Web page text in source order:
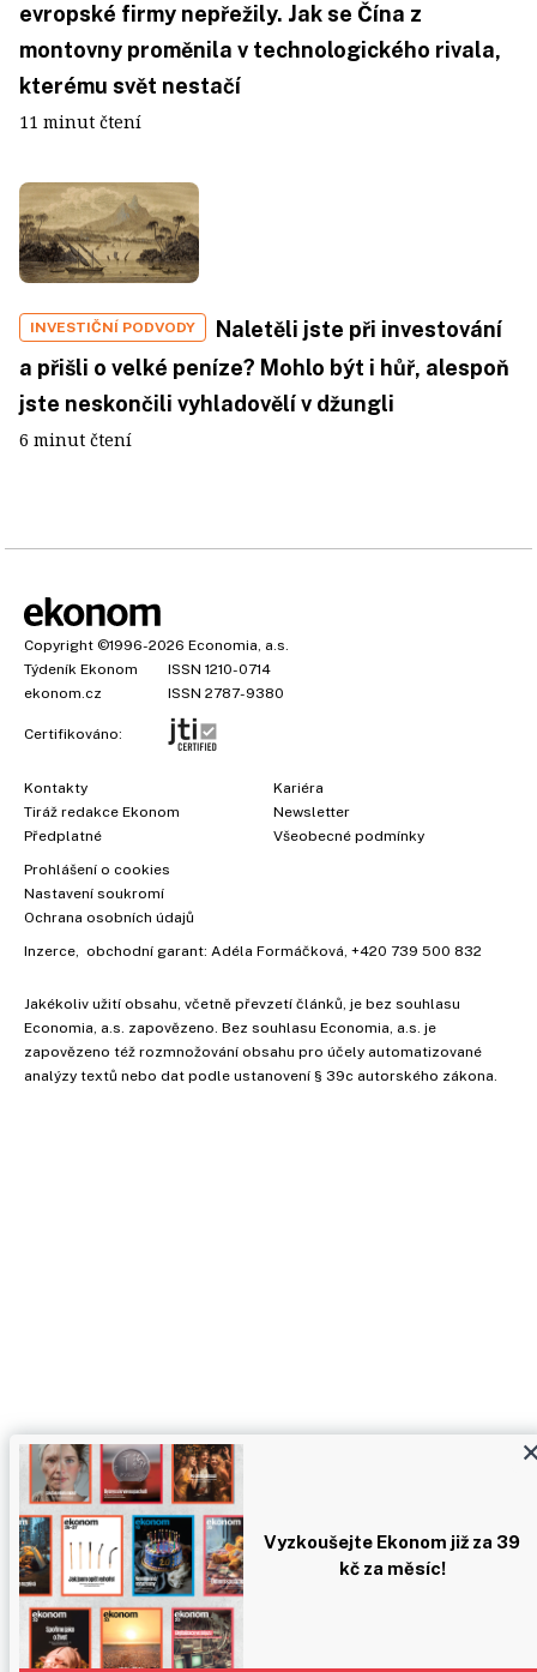
evropské firmy nepřežily. Jak se Čína z
montovny proměnila v technologického rivala,
kterému svět nestačí
11 minut čtení
INVESTIČNÍ PODVODY
Naletěli jste při investování
a přišli o velké peníze? Mohlo být i hůř, alespoň
jste neskončili vyhladovělí v džungli
6 minut čtení
Copyright ©1996-2026 Economia, a.s.
Týdeník Ekonom
ISSN 1210-0714
ekonom.cz
ISSN 2787-9380
Certifikováno:
Kontakty
Tiráž redakce Ekonom
Předplatné
Kariéra
Newsletter
Všeobecné podmínky
Prohlášení o cookies
Nastavení soukromí
Ochrana osobních údajů
Inzerce, obchodní garant: Adéla Formáčková, +420 739 500 832
Jakékoliv užití obsahu, včetně převzetí článků, je bez souhlasu
Economia, a.s. zapovězeno. Bez souhlasu Economia, a.s. je
zapovězeno též rozmnožování obsahu pro účely automatizované
analýzy textů nebo dat podle ustanovení § 39c autorského zákona.
Vyzkoušejte Ekonom již za 39
kč za měsíc!